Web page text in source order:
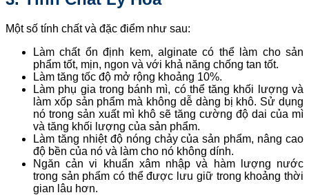
Một số tính chất và đặc điểm như sau:
Làm chất ổn định kem, alginate có thể làm cho sản
phẩm tốt, mịn, ngon và với khả năng chống tan tốt.
Làm tăng tốc độ mở rộng khoảng 10%.
Làm phụ gia trong bánh mì, có thể tăng khối lượng và
làm xốp sản phẩm mà không dễ dàng bị khô. Sử dụng
nó trong sản xuất mì khô sẽ tăng cường độ dai của mì
và tăng khối lượng của sản phẩm.
Làm tăng nhiệt độ nóng chảy của sản phẩm, nâng cao
độ bền của nó và làm cho nó không dính.
Ngăn cản vi khuẩn xâm nhập và hàm lượng nước
trong sản phẩm có thể được lưu giữ trong khoảng thời
gian lâu hơn.